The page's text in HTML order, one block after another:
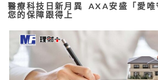
醫療科技日新月異 AXA安盛「愛唯
您的保障跟得上